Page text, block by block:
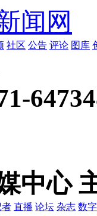
闻网
社区 公告 评论 图库
中心
者 直播 论坛 杂志 数